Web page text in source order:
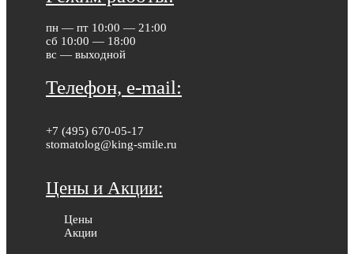
пн — пт 10:00 — 21:00
сб 10:00 — 18:00
вс — выходной
Телефон, e-mail:
+7 (495) 670-05-17
stomatolog@king-smile.ru
Цены и Акции:
Цены
Акции